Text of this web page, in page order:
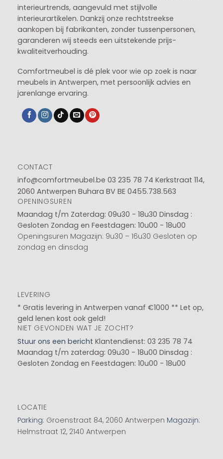
interieurtrends, aangevuld met stijlvolle
interieurartikelen. Dankzij onze rechtstreekse
aankopen bij fabrikanten, zonder tussenpersonen,
garanderen wij steeds een uitstekende prijs-
kwaliteitverhouding.
Comfortmeubel is dé plek voor wie op zoek is naar
meubels in Antwerpen, met persoonlijk advies en
jarenlange ervaring.
CONTACT
info@comfortmeubel.be 03 235 78 74 Kerkstraat 114,
2060 Antwerpen Buhara BV BE 0455.738.563
OPENINGSUREN
Maandag t/m Zaterdag: 09u30 - 18u30 Dinsdag :
Gesloten Zondag en Feestdagen: 10u00 - 18u00
Openingsuren Magazijn: 9u30 – 16u30 Gesloten op
zondag en dinsdag
LEVERING
* Gratis levering in Antwerpen vanaf €1000 ** Let op,
geld lenen kost ook geld!
NIET GEVONDEN WAT JE ZOCHT?
Stuur ons een bericht Klantendienst: 03 235 78 74
Maandag t/m zaterdag: 09u30 - 18u00 Dinsdag :
Gesloten Zondag en Feestdagen: 10u00 - 18u00
LOCATIE
Parking: Groenstraat 84, 2060 Antwerpen Magazijn:
Helmstraat 12, 2140 Antwerpen